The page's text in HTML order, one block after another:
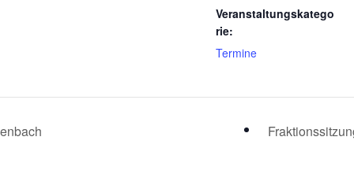
Veranstaltungskatego
rie:
Termine